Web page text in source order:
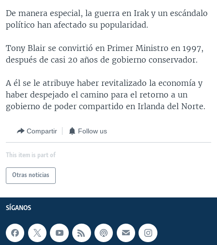
ENTRETENIMIENTO
De manera especial, la guerra en Irak y un escándalo
político han afectado su popularidad.
Tony Blair se convirtió en Primer Ministro en 1997,
después de casi 20 años de gobierno conservador.
A él se le atribuye haber revitalizado la economía y
haber despejado el camino para el retorno a un
gobierno de poder compartido en Irlanda del Norte.
Compartir Follow us
This item is part of
Otras noticias
SÍGANOS